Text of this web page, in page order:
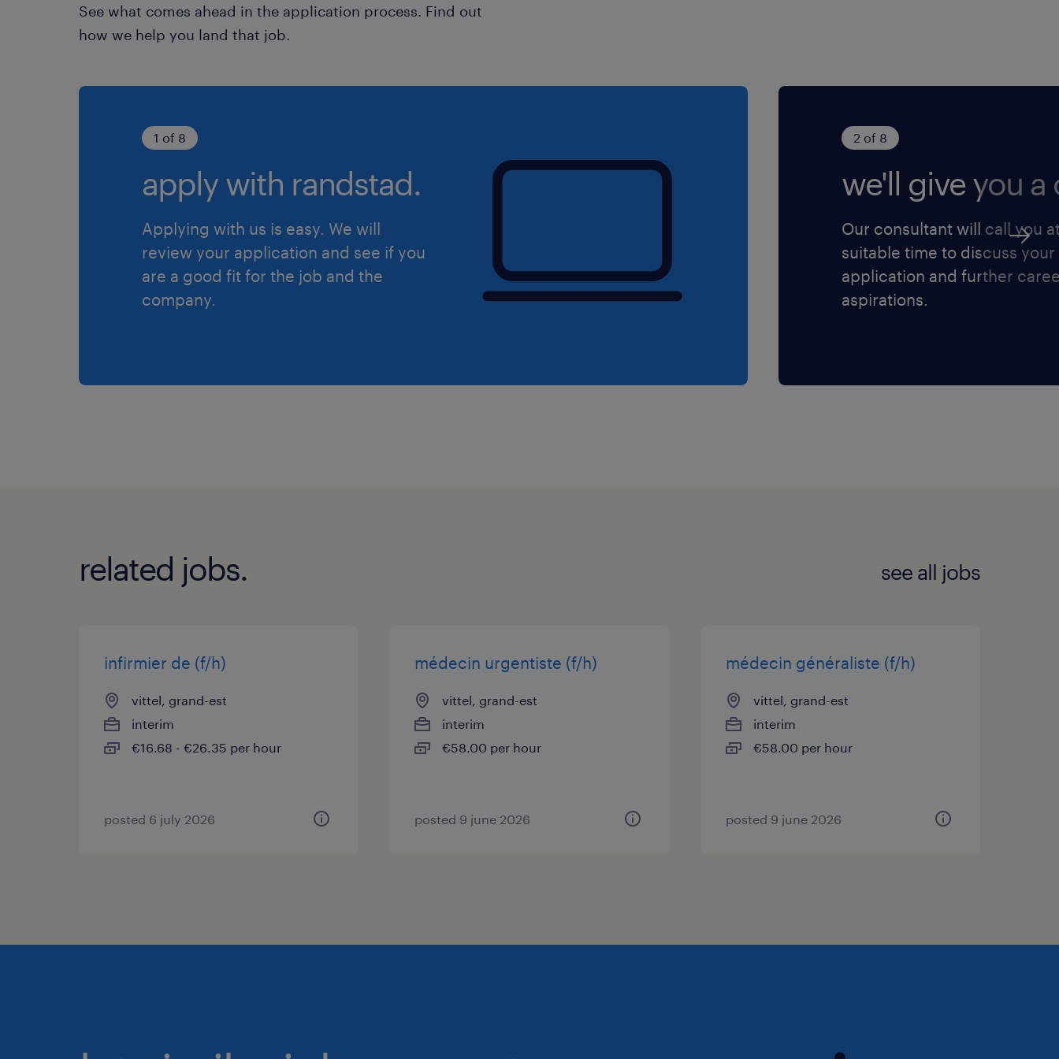
pourrez relever des défis stimulants et bénéficier de réelles
See what comes ahead in the application process. Find out
how we help you land that job.
1 of 8
apply with randstad.
Applying with us is easy. We will
review your application and see if you
are a good fit for the job and the
company.
2 of 8
we'll give you a
Our consultant will call you
suitable time to discuss your
application and further
aspirations.
related jobs. see all jobs
infirmier de (f/h)
vittel, grand-est
interim
€16.68 - €26.35 per hour
posted 6 july 2026
médecin urgentiste (f/h)
vittel, grand-est
interim
€58.00 per hour
posted 9 june 2026
médecin généraliste (f/h)
vittel, grand-est
interim
€58.00 per hour
posted 9 june 2026